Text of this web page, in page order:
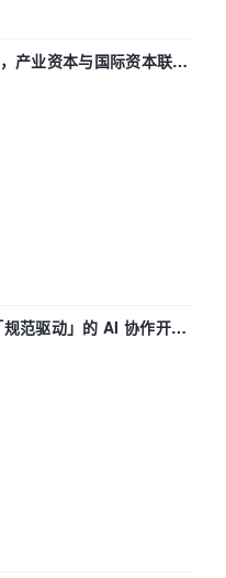
产业资本与国际资本联手
范驱动」的 AI 协作开发